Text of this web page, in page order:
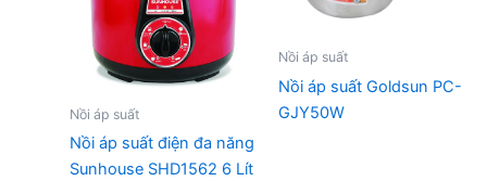
Nồi áp suất
Nồi áp suất điện đa năng
Sunhouse SHD1562 6 Lít
Nồi áp suất
Nồi áp suất Goldsun PC-
GJY50W